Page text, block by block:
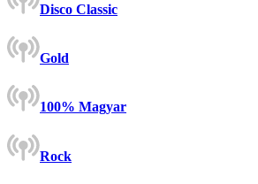
Disco Classic
Gold
100% Magyar
Rock